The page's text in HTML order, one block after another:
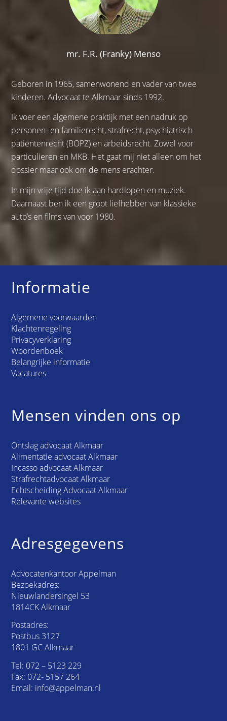
mr. F.R. (Franky) Menso
Geboren in 1965, samenwonend en vader van twee
kinderen. Advocaat te Alkmaar sinds 1992.
Ik voer een algemene praktijk met een nadruk op
personen- en familierecht, strafrecht, psychiatrisch
patiëntenrecht (BOPZ) en arbeidsrecht. Zowel voor
particulieren en MKB. Het gaat mij niet alleen om het
dossier maar ook om de mens erachter.
In mijn vrije tijd doe ik aan hardlopen en muziek.
Daarnaast ben ik een groot liefhebber van klassieke
auto’s en films van voor 1980.
Informatie
Algemene voorwaarden
Klachtenregeling
Privacyverklaring
Woordenboek
Belangrijke informatie
Vacatures
Mensen vinden ons op
Ontslag advocaat Alkmaar
Alimentatie advocaat Alkmaar
Incasso advocaat Alkmaar
Strafrechtadvocaat Alkmaar
Echtscheiding Advocaat Alkmaar
Relevante websites
Adresgegevens
Advocatenkantoor Appelman
Bezoekadres:
Nieuwlandersingel 53
1814CK Alkmaar
Postadres:
Postbus 3127
1801 GC Alkmaar
Tel: 072 – 5123 229
Fax: 072- 5157 264
Email: info@appelman.nl